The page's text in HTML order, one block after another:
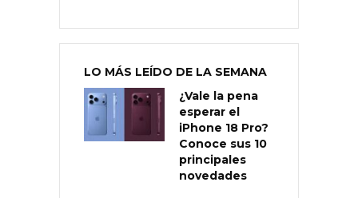
LO MÁS LEÍDO DE LA SEMANA
¿Vale la pena
esperar el
iPhone 18 Pro?
Conoce sus 10
principales
novedades